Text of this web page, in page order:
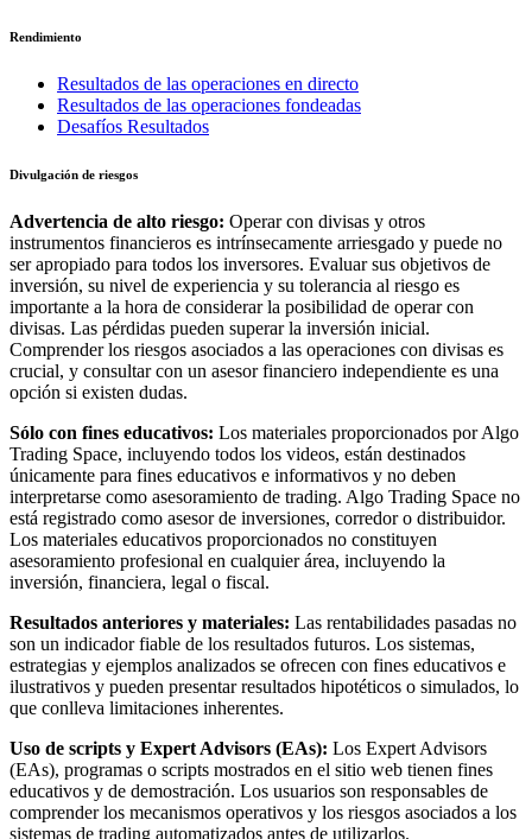
Rendimiento
Resultados de las operaciones en directo
Resultados de las operaciones fondeadas
Desafíos Resultados
Divulgación de riesgos
Advertencia de alto riesgo: Operar con divisas y otros
instrumentos financieros es intrínsecamente arriesgado y puede no
ser apropiado para todos los inversores. Evaluar sus objetivos de
inversión, su nivel de experiencia y su tolerancia al riesgo es
importante a la hora de considerar la posibilidad de operar con
divisas. Las pérdidas pueden superar la inversión inicial.
Comprender los riesgos asociados a las operaciones con divisas es
crucial, y consultar con un asesor financiero independiente es una
opción si existen dudas.
Sólo con fines educativos: Los materiales proporcionados por Algo
Trading Space, incluyendo todos los videos, están destinados
únicamente para fines educativos e informativos y no deben
interpretarse como asesoramiento de trading. Algo Trading Space no
está registrado como asesor de inversiones, corredor o distribuidor.
Los materiales educativos proporcionados no constituyen
asesoramiento profesional en cualquier área, incluyendo la
inversión, financiera, legal o fiscal.
Resultados anteriores y materiales: Las rentabilidades pasadas no
son un indicador fiable de los resultados futuros. Los sistemas,
estrategias y ejemplos analizados se ofrecen con fines educativos e
ilustrativos y pueden presentar resultados hipotéticos o simulados, lo
que conlleva limitaciones inherentes.
Uso de scripts y Expert Advisors (EAs): Los Expert Advisors
(EAs), programas o scripts mostrados en el sitio web tienen fines
educativos y de demostración. Los usuarios son responsables de
comprender los mecanismos operativos y los riesgos asociados a los
sistemas de trading automatizados antes de utilizarlos.